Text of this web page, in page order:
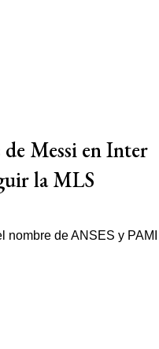
Messi en Inter
la MLS